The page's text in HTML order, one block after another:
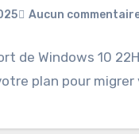
Aucun
de Windows 10
plan pour